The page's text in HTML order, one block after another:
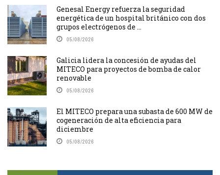
Genesal Energy refuerza la seguridad
energética de un hospital británico con dos
grupos electrógenos de ...
05/08/2026
Galicia lidera la concesión de ayudas del
MITECO para proyectos de bomba de calor
renovable
05/08/2026
El MITECO prepara una subasta de 600 MW de
cogeneración de alta eficiencia para
diciembre
05/08/2026